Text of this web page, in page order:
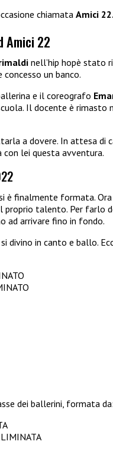
chiamata Amici 22.
Amici 22
nell’hip hopè stato
un banco.
e il coreografo
Il docente è rimasto
a dovere. In attesa di
con lei questa avventura.
è finalmente formata.
talento. Per farlo
ad arrivare fino in fondo.
divino in canto e ballo.
dei ballerini, formata da: